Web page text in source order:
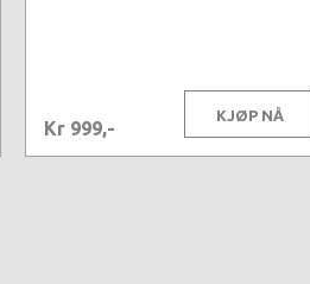
Kr 999,-
KJØP NÅ